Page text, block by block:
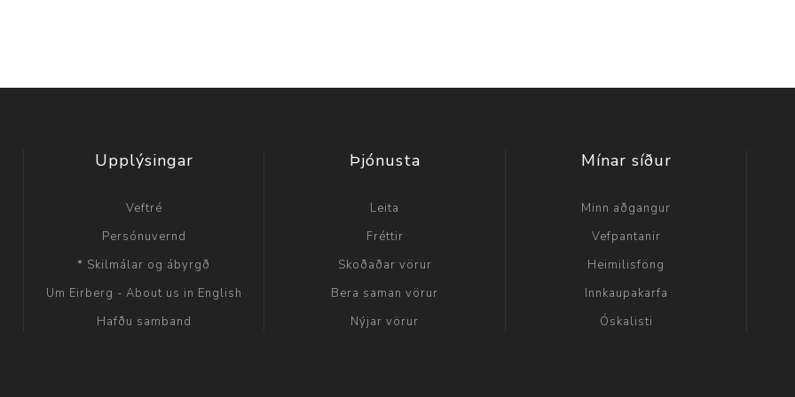
Upplýsingar
Veftré
Persónuvernd
* Skilmálar og ábyrgð
Um Eirberg - About us in English
Hafðu samband
Þjónusta
Leita
Fréttir
Skoðaðar vörur
Bera saman vörur
Nýjar vörur
Mínar síður
Minn aðgangur
Vefpantanir
Heimilisföng
Innkaupakarfa
Óskalisti